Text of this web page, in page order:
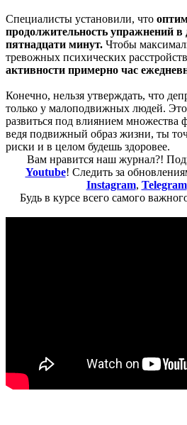
Специалисты установили, что
продолжительность упражнений в
пятнадцати минут. Чтобы
тревожных психических
активности примерно час
Конечно, нельзя утверждать, что
только у малоподвижных людей.
развиться под влиянием множества
ведя подвижный образ жизни, ты
риски и в целом будешь здоровее.
Вам нравится наш журнал?!
Youtube! Следить за
Instagram, Telegram
Будь в курсе всего самого